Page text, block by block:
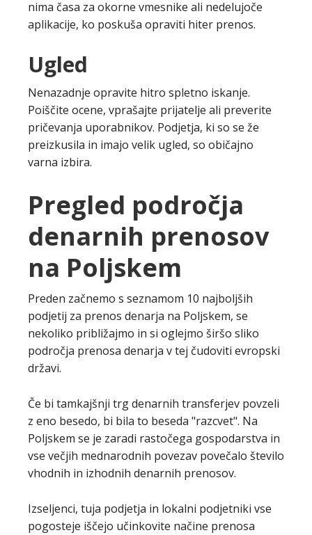
nima časa za okorne vmesnike ali nedelujoče
aplikacije, ko poskuša opraviti hiter prenos.
Ugled
Nenazadnje opravite hitro spletno iskanje.
Poiščite ocene, vprašajte prijatelje ali preverite
pričevanja uporabnikov. Podjetja, ki so se že
preizkusila in imajo velik ugled, so običajno
varna izbira.
Pregled področja
denarnih prenosov
na Poljskem
Preden začnemo s seznamom 10 najboljših
podjetij za prenos denarja na Poljskem, se
nekoliko približajmo in si oglejmo širšo sliko
področja prenosa denarja v tej čudoviti evropski
državi.
Če bi tamkajšnji trg denarnih transferjev povzeli
z eno besedo, bi bila to beseda "razcvet". Na
Poljskem se je zaradi rastočega gospodarstva in
vse večjih mednarodnih povezav povečalo število
vhodnih in izhodnih denarnih prenosov.
Izseljenci, tuja podjetja in lokalni podjetniki vse
pogosteje iščejo učinkovite načine prenosa